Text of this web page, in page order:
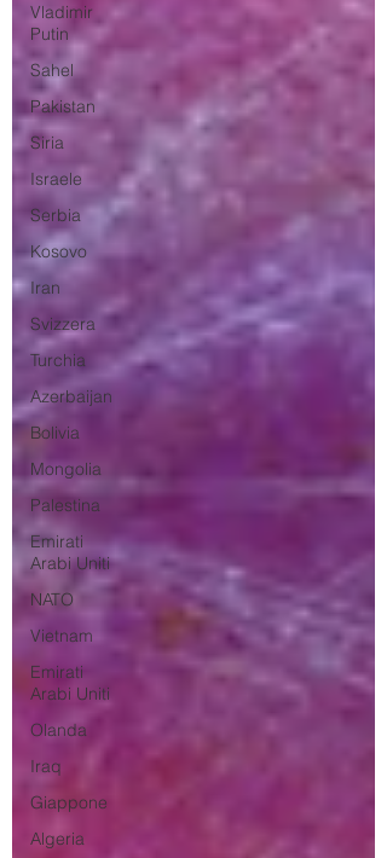
Vladimir
Putin
Sahel
Pakistan
Siria
Israele
Serbia
Kosovo
Iran
Svizzera
Turchia
Azerbaijan
Bolivia
Mongolia
Palestina
Emirati
Arabi Uniti
NATO
Vietnam
Emirati
Arabi Uniti
Olanda
Iraq
Giappone
Algeria